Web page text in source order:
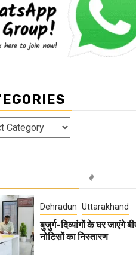
Dehradun Uttarakhand
बुजुर्ग-दिव्यांगों के घर जाएंगे
नोटिसों का निस्तारण